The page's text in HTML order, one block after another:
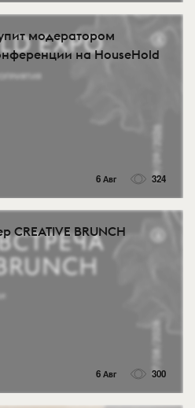
модератором
на HouseHold
6 Авг 324
CREATIVE BRUNCH
6 Авг 300